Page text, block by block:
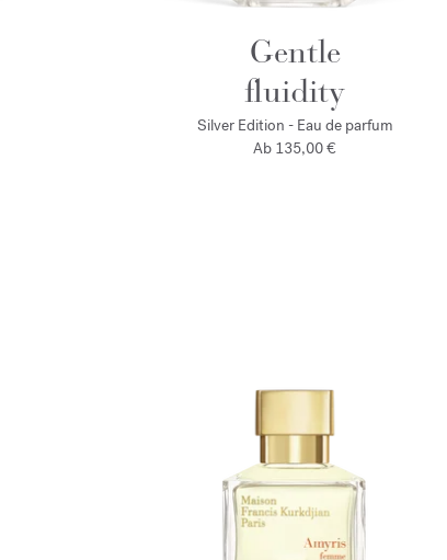
Gentle
fluidity
Silver Edition - Eau de parfum
Ab 135,00 €